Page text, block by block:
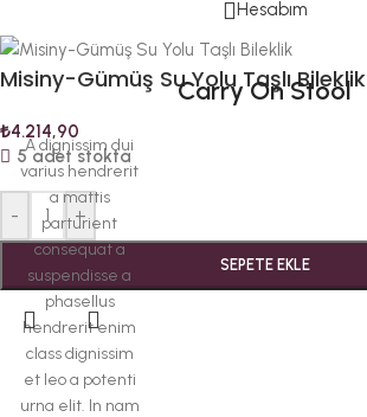
Carry On Stool
A dignissim dui
varius hendrerit
a mattis
parturient
consequat a
suspendisse a
phasellus
hendrerit enim
class dignissim
et leo a potenti
urna elit. In nam
Hesabım
Misiny-Gümüş Su Yolu Taşlı Bileklik
₺4.214,90
5 adet stokta
- +
SEPETE EKLE